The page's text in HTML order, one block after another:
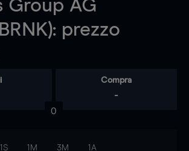
Group AG
prezzo
Compra
-
0
1S 1M 3M 1A